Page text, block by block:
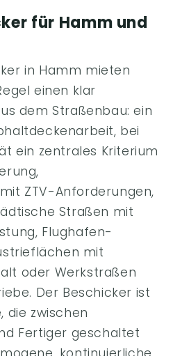
für Hamm und
in Hamm mieten
einen klar
dem Straßenbau: ein
bei
ein zentrales Kriterium
ZTV-Anforderungen,
Straßen mit
Flughafen-
mit
oder Werkstraßen
Der Beschicker ist
die zwischen
Fertiger geschaltet